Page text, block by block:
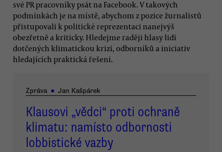
své PR pracovníky psát na Facebook. V takových
podmínkách je na místě, abychom z pozice žurnalistů
přistupovali k politické reprezentaci nanejvýš
obezřetně a kriticky. Hledejme raději hlasy lidí
dotčených klimatickou krizí, odborníků a iniciativ
hledajících praktická řešení.
Zpráva ● Jan Kašpárek
Klausovi „vědci“ proti ochraně
klimatu: namísto odbornosti
lobbistické vazby